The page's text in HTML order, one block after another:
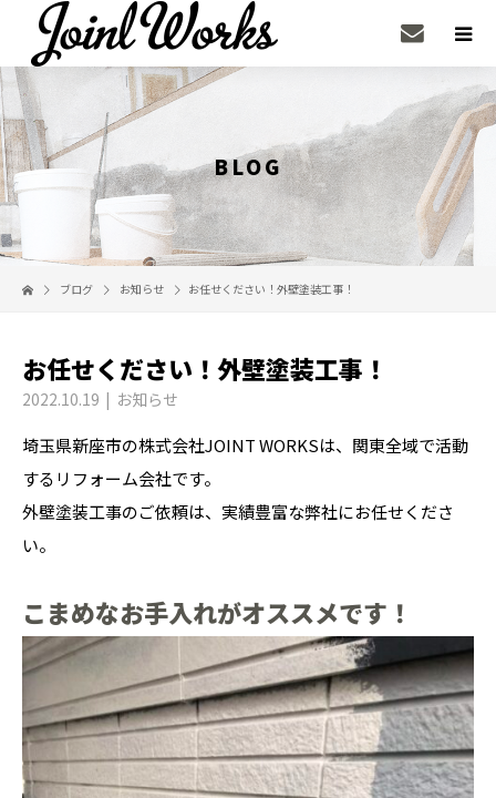
BLOG
ブログ お知らせ お任せください！外壁塗装工事！
お任せください！外壁塗装工事！
2022.10.19 お知らせ
埼玉県新座市の株式会社JOINT WORKSは、関東全域で活動
するリフォーム会社です。
外壁塗装工事のご依頼は、実績豊富な弊社にお任せくださ
い。
こまめなお手入れがオススメです！